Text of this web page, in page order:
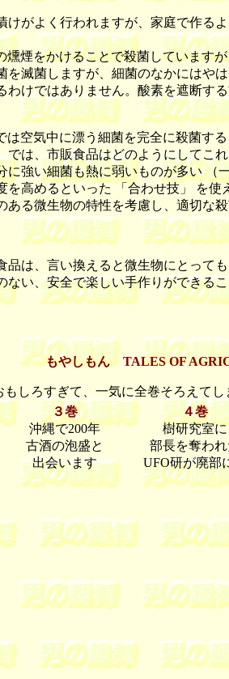
がよく行われますが、家庭で作る
をかけることで殺菌しています
滅菌しますが、細菌のなかにはや
けではありません。酸素を遮断
空気中に漂う細菌を完全に殺菌す
は、市販食品はどのようにしてこ
強い細菌も熱に弱いものが多い （
高めるといった 「合わせ技」 を
る微生物の特性を考慮し、適切な
は、言い換えると微生物にとって
い、安全で楽しい手作りができる
もやしもん TALES OF
もしろすぎて、一気に全巻そろえて
３巻
沖縄で200年
古酒の泡盛と
出会います
４巻
樹研究室に
部長を奪われ
UFO研が廃部